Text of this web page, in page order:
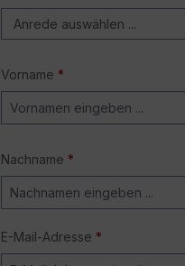
Vorname *
Nachname *
E-Mail-Adresse *